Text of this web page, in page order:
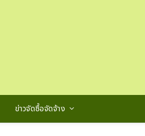
ข่าวจัดซื้อจัดจ้าง